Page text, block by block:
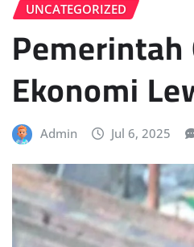
UNCATEGORIZED
Ekonomi
Admin Jul 6, 2025